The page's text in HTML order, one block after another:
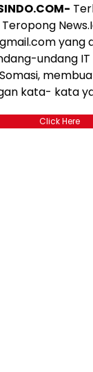
yang
undang
kata- kata
Click Here